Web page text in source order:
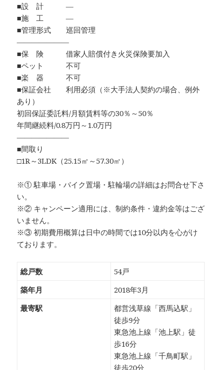
■設 計 ―
■施 工 ―
■管理形式 巡回管理
―――――――
■保 険 借家人賠償付き火災保険要加入
■ペット 不可
■楽 器 不可
■保証会社 利用必須（※大手法人契約の場合、例外
あり）
初回保証委託料/月額賃料等の30％～50％
年間継続料/0.8万円～1.0万円
―――――――
■間取り
□1R～3LDK（25.15㎡～57.30㎡）
※① 駐車場・バイク置場・駐輪場の詳細はお問合せ下さ
い。
※② キャンペーン適用には、制約条件・違約金等はござ
いません。
※③ 初期費用概算は日中の時間では10分以内を心がけ
ております。
総戸数
54戸
築年月
2018年3月
最寄駅
都営浅草線「西馬込駅」
徒歩9分
東急池上線「池上駅」徒
歩16分
東急池上線「千鳥町駅」
徒歩20分